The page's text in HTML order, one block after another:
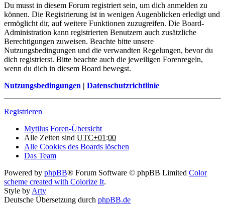
Du musst in diesem Forum registriert sein, um dich anmelden zu
können. Die Registrierung ist in wenigen Augenblicken erledigt und
ermöglicht dir, auf weitere Funktionen zuzugreifen. Die Board-
Administration kann registrierten Benutzern auch zusätzliche
Berechtigungen zuweisen. Beachte bitte unsere
Nutzungsbedingungen und die verwandten Regelungen, bevor du
dich registrierst. Bitte beachte auch die jeweiligen Forenregeln,
wenn du dich in diesem Board bewegst.
Nutzungsbedingungen | Datenschutzrichtlinie
Registrieren
Mytilus Foren-Übersicht
Alle Zeiten sind UTC+01:00
Alle Cookies des Boards löschen
Das Team
Powered by phpBB® Forum Software © phpBB Limited Color
scheme created with Colorize It.
Style by Arty
Deutsche Übersetzung durch phpBB.de